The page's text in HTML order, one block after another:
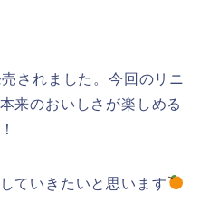
されました。今回のリニ
来のおいしさが楽しめる
ていきたいと思います